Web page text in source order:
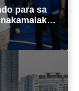
para sa